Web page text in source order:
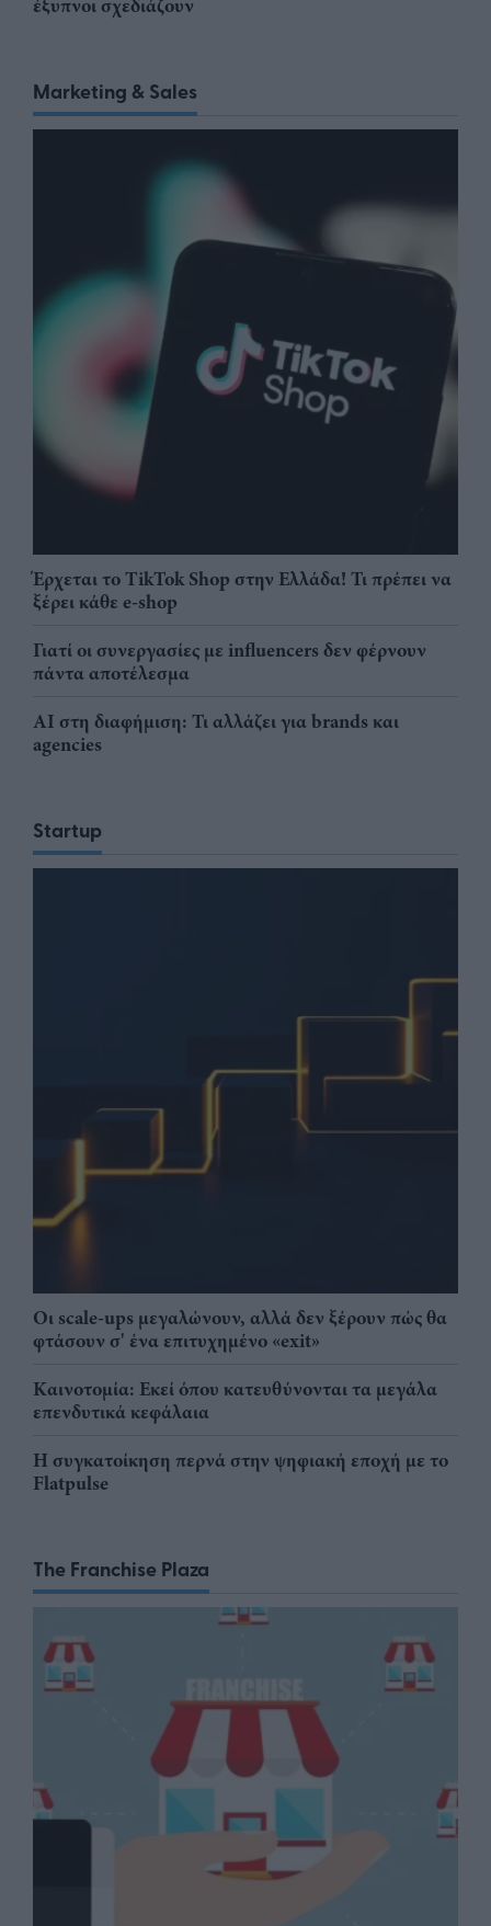
έξυπνοι σχεδιάζουν
Marketing & Sales
Έρχεται το TikTok Shop στην Ελλάδα! Τι πρέπει να
ξέρει κάθε e-shop
Γιατί οι συνεργασίες με influencers δεν φέρνουν
πάντα αποτέλεσμα
AI στη διαφήμιση: Τι αλλάζει για brands και
agencies
Startup
Οι scale-ups μεγαλώνουν, αλλά δεν ξέρουν πώς θα
φτάσουν σ' ένα επιτυχημένο «exit»
Καινοτομία: Εκεί όπου κατευθύνονται τα μεγάλα
επενδυτικά κεφάλαια
Η συγκατοίκηση περνά στην ψηφιακή εποχή με το
Flatpulse
The Franchise Plaza